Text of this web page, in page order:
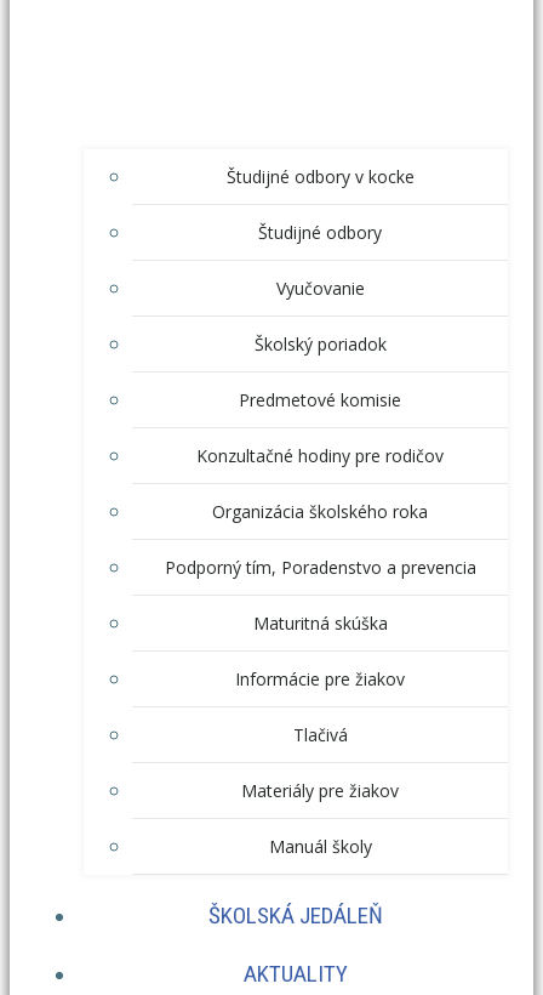
Študijné odbory v kocke
Študijné odbory
Vyučovanie
Školský poriadok
Predmetové komisie
Konzultačné hodiny pre rodičov
Organizácia školského roka
Podporný tím, Poradenstvo a prevencia
Maturitná skúška
Informácie pre žiakov
Tlačivá
Materiály pre žiakov
Manuál školy
ŠKOLSKÁ JEDÁLEŇ
AKTUALITY